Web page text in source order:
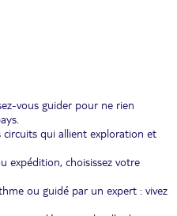
vous guider pour ne rien
circuits qui allient exploration et
expédition, choisissez votre
ou guidé par un expert : vivez